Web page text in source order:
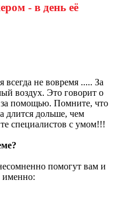
- в день её
не вовремя ..... За
воздух. Это говорит о
за помощью. Помните, что
длится дольше, чем
специалистов с умом!!!
помогут вам и
именно: